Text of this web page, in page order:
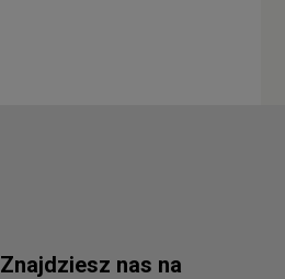
Znajdziesz nas na